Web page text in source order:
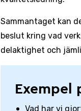
Sammantaget kan
beslut kring vad
delaktighet och
Exempel
Vad har vi